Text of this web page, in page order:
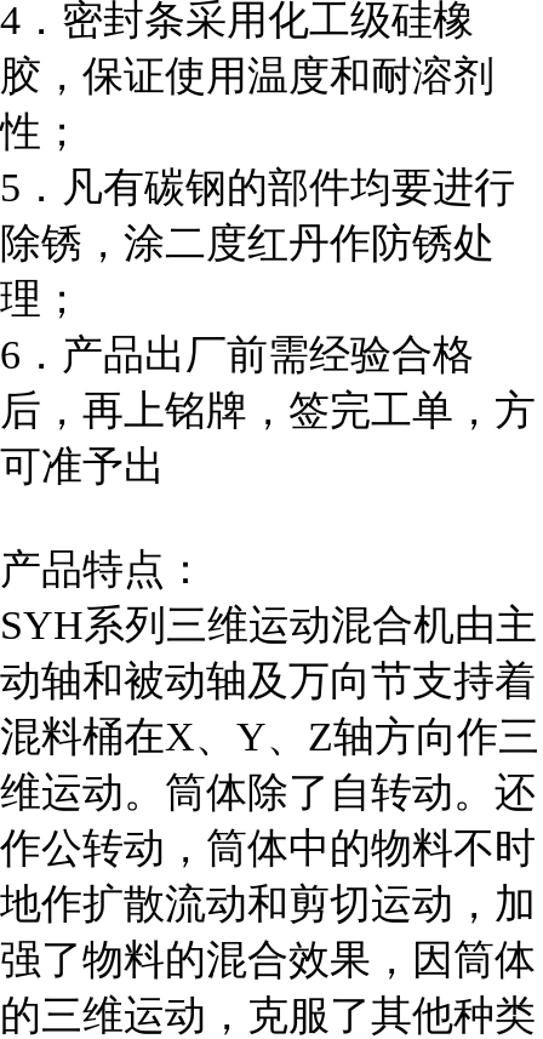
4．密封条采用化工级硅橡
胶，保证使用温度和耐溶剂
性；
5．凡有碳钢的部件均要进行
除锈，涂二度红丹作防锈处
理；
6．产品出厂前需经验合格
后，再上铭牌，签完工单，方
可准予出
产品特点：
SYH系列三维运动混合机由主
动轴和被动轴及万向节支持着
混料桶在X、Y、Z轴方向作三
维运动。筒体除了自转动。还
作公转动，筒体中的物料不时
地作扩散流动和剪切运动，加
强了物料的混合效果，因筒体
的三维运动，克服了其他种类